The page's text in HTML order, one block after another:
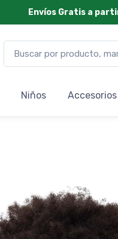
Envíos Gratis a
Niños Accesorios